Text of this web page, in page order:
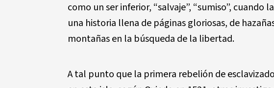
como un ser inferior, “salvaje”, “sumiso”,
una historia llena de páginas gloriosas, de
montañas en la búsqueda de la libertad.
A tal punto que la primera rebelión de